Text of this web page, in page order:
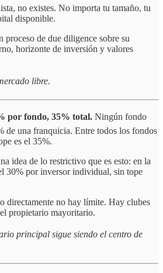
no existes. No importa tu tamaño, tu
disponible.
proceso de due diligence sobre su
horizonte de inversión y valores
libre.
por fondo, 35% total. Ningún fondo
de una franquicia. Entre todos los fondos
es el 35%.
idea de lo restrictivo que es esto: en la
30% por inversor individual, sin tope
directamente no hay límite. Hay clubes
propietario mayoritario.
principal sigue siendo el centro de